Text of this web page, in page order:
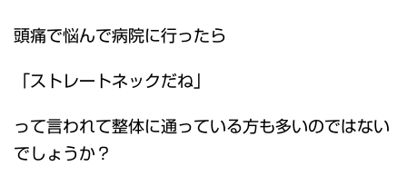
頭痛で悩んで病院に行ったら
「ストレートネックだね」
って言われて整体に通っている方も多いのではない
でしょうか？